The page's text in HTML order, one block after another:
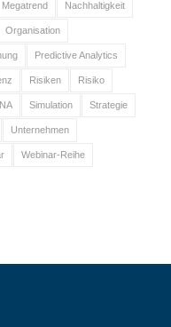
Megatrend Nachhaltigkeit
Organisation
Predictive Analytics
Risiken Risiko
Simulation Strategie
Unternehmen
Webinar-Reihe